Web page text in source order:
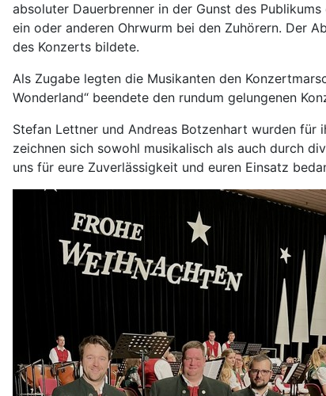
absoluter Dauerbrenner in der Gunst des
ein oder anderen Ohrwurm bei den Zuhörern. Der
des Konzerts bildete.
Als Zugabe legten die Musikanten den
Wonderland“ beendete den rundum gelungenen
Stefan Lettner und Andreas Botzenhart wurden für
zeichnen sich sowohl musikalisch als auch durch
uns für eure Zuverlässigkeit und euren Einsatz